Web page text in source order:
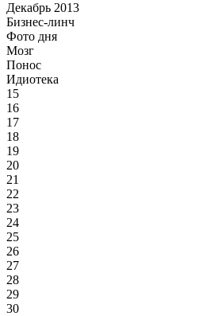
Декабрь 2013
Бизнес-линч
Фото дня
Мозг
Понос
Идиотека
15
16
17
18
19
20
21
22
23
24
25
26
27
28
29
30